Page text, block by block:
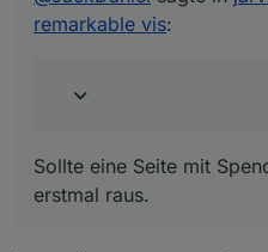
erstmal raus.
remarkable vis:
Sollte eine Seite mit
erstmal raus.